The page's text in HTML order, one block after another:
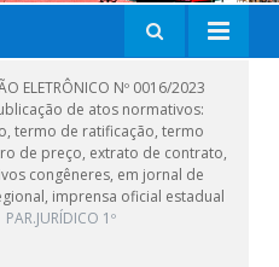
ELETRÔNICO Nº 0016/2023
de atos normativos:
termo de ratificação, termo
de preço, extrato de contrato,
congêneres, em jornal de
imprensa oficial estadual
PAR.JURÍDICO 1º